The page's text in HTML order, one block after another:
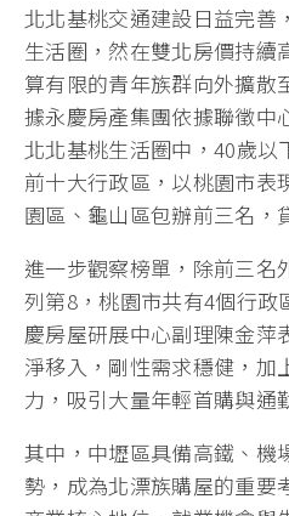
北北基桃交通建設日益完善
生活圈，然在雙北房價持續
算有限的青年族群向外擴散
據永慶房產集團依據聯徵中
北北基桃生活圈中，40歲以
前十大行政區，以桃園市表
園區、龜山區包辦前三名，
進一步觀察榜單，除前三名
列第8，桃園市共有4個行政
慶房屋研展中心副理陳金萍
淨移入，剛性需求穩健，加
力，吸引大量年輕首購與通
其中，中壢區具備高鐵、機
勢，成為北漂族購屋的重要